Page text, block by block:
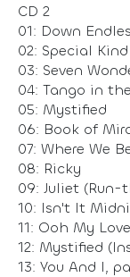
CD 2
01: Down
02: Special
03: Seven
04: Tango in
05: Mystified
06: Book of
07: Where We
08: Ricky
09: Juliet (Run-
10: Isn't It
11: Ooh My Love
12: Mystified
13: You And I,